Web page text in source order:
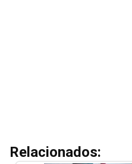
Relacionados: